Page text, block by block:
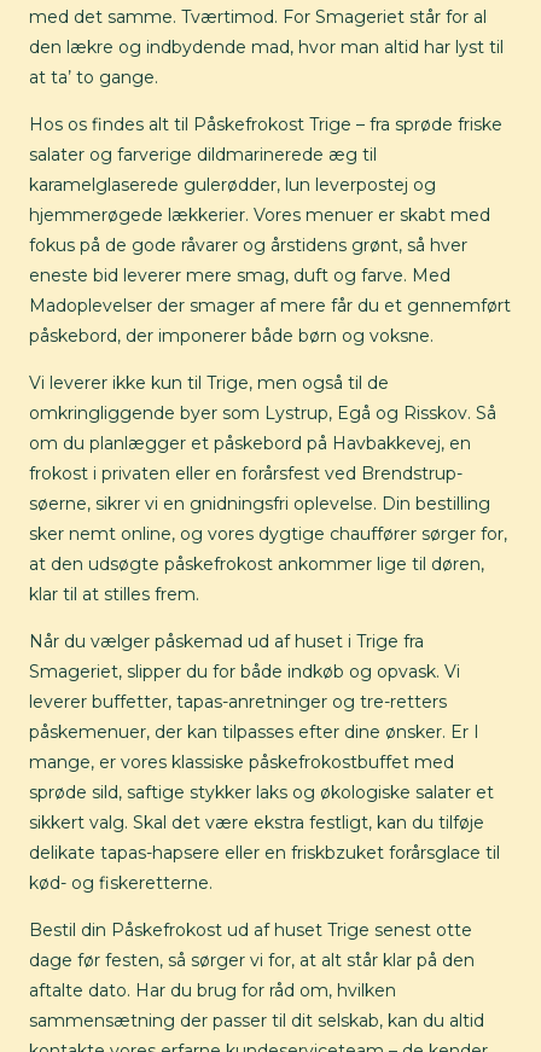
med det samme. Tværtimod. For Smageriet står for al
den lækre og indbydende mad, hvor man altid har lyst til
at ta’ to gange.
Hos os findes alt til Påskefrokost Trige – fra sprøde friske
salater og farverige dildmarinerede æg til
karamelglaserede gulerødder, lun leverpostej og
hjemmerøgede lækkerier. Vores menuer er skabt med
fokus på de gode råvarer og årstidens grønt, så hver
eneste bid leverer mere smag, duft og farve. Med
Madoplevelser der smager af mere får du et gennemført
påskebord, der imponerer både børn og voksne.
Vi leverer ikke kun til Trige, men også til de
omkringliggende byer som Lystrup, Egå og Risskov. Så
om du planlægger et påskebord på Havbakkevej, en
frokost i privaten eller en forårsfest ved Brendstrup-
søerne, sikrer vi en gnidningsfri oplevelse. Din bestilling
sker nemt online, og vores dygtige chauffører sørger for,
at den udsøgte påskefrokost ankommer lige til døren,
klar til at stilles frem.
Når du vælger påskemad ud af huset i Trige fra
Smageriet, slipper du for både indkøb og opvask. Vi
leverer buffetter, tapas-anretninger og tre-retters
påskemenuer, der kan tilpasses efter dine ønsker. Er I
mange, er vores klassiske påskefrokostbuffet med
sprøde sild, saftige stykker laks og økologiske salater et
sikkert valg. Skal det være ekstra festligt, kan du tilføje
delikate tapas-hapsere eller en friskbzuket forårsglace til
kød- og fiskeretterne.
Bestil din Påskefrokost ud af huset Trige senest otte
dage før festen, så sørger vi for, at alt står klar på den
aftalte dato. Har du brug for råd om, hvilken
sammensætning der passer til dit selskab, kan du altid